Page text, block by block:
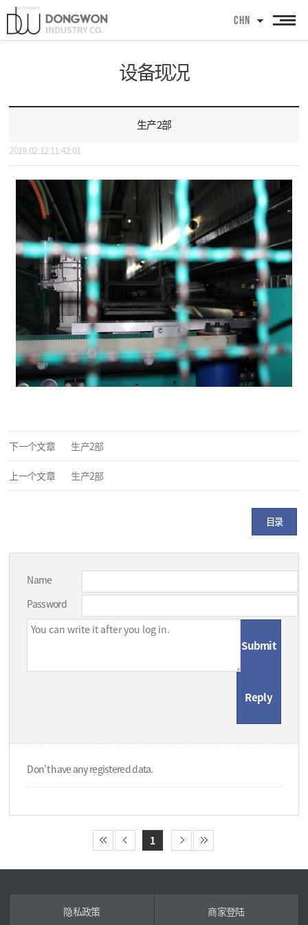
CHN
设备现况
生产2部
2019.02.12 11:42:01
下一个文章 生产2部
上一个文章 生产2部
目录
Name
Password
Submit
Reply
Don't have any registered data.
1
隐私政策 商家登陆